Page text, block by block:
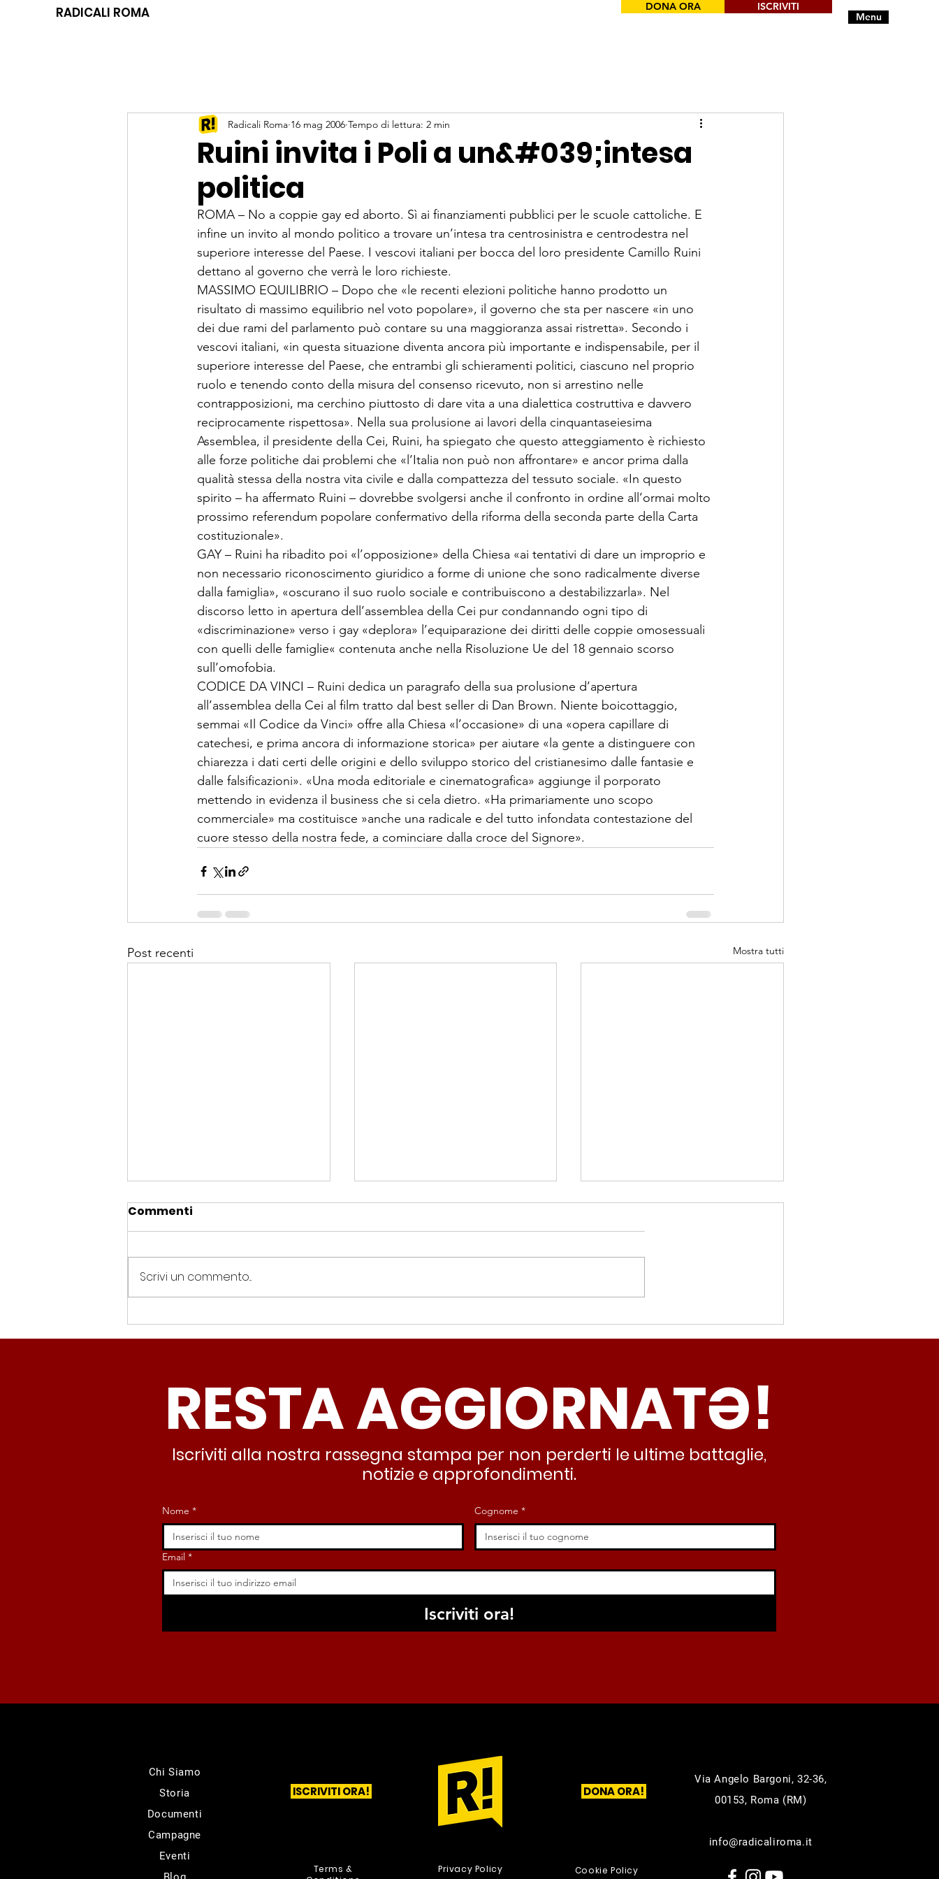
RADICALI ROMA Menu
DONA ORA ISCRIVITI
Ruini invita i Poli a un&#039;intesa
politica
Radicali Roma 16 mag 2006 Tempo di lettura: 2 min
ROMA – No a coppie gay ed aborto. Sì ai finanziamenti pubblici per le scuole cattoliche. E
infine un invito al mondo politico a trovare un’intesa tra centrosinistra e centrodestra nel
superiore interesse del Paese. I vescovi italiani per bocca del loro presidente Camillo Ruini
dettano al governo che verrà le loro richieste.
MASSIMO EQUILIBRIO – Dopo che «le recenti elezioni politiche hanno prodotto un
risultato di massimo equilibrio nel voto popolare», il governo che sta per nascere «in uno
dei due rami del parlamento può contare su una maggioranza assai ristretta». Secondo i
vescovi italiani, «in questa situazione diventa ancora più importante e indispensabile, per il
superiore interesse del Paese, che entrambi gli schieramenti politici, ciascuno nel proprio
ruolo e tenendo conto della misura del consenso ricevuto, non si arrestino nelle
contrapposizioni, ma cerchino piuttosto di dare vita a una dialettica costruttiva e davvero
reciprocamente rispettosa». Nella sua prolusione ai lavori della cinquantaseiesima
Assemblea, il presidente della Cei, Ruini, ha spiegato che questo atteggiamento è richiesto
alle forze politiche dai problemi che «l’Italia non può non affrontare» e ancor prima dalla
qualità stessa della nostra vita civile e dalla compattezza del tessuto sociale. «In questo
spirito – ha affermato Ruini – dovrebbe svolgersi anche il confronto in ordine all’ormai molto
prossimo referendum popolare confermativo della riforma della seconda parte della Carta
costituzionale».
GAY – Ruini ha ribadito poi «l’opposizione» della Chiesa «ai tentativi di dare un improprio e
non necessario riconoscimento giuridico a forme di unione che sono radicalmente diverse
dalla famiglia», «oscurano il suo ruolo sociale e contribuiscono a destabilizzarla». Nel
discorso letto in apertura dell’assemblea della Cei pur condannando ogni tipo di
«discriminazione» verso i gay «deplora» l’equiparazione dei diritti delle coppie omosessuali
con quelli delle famiglie« contenuta anche nella Risoluzione Ue del 18 gennaio scorso
sull’omofobia.
CODICE DA VINCI – Ruini dedica un paragrafo della sua prolusione d’apertura
all’assemblea della Cei al film tratto dal best seller di Dan Brown. Niente boicottaggio,
semmai «Il Codice da Vinci» offre alla Chiesa «l’occasione» di una «opera capillare di
catechesi, e prima ancora di informazione storica» per aiutare «la gente a distinguere con
chiarezza i dati certi delle origini e dello sviluppo storico del cristianesimo dalle fantasie e
dalle falsificazioni». «Una moda editoriale e cinematografica» aggiunge il porporato
mettendo in evidenza il business che si cela dietro. «Ha primariamente uno scopo
commerciale» ma costituisce »anche una radicale e del tutto infondata contestazione del
cuore stesso della nostra fede, a cominciare dalla croce del Signore».
Post recenti Mostra tutti
Spin Time, Colucci: “Non
solo occupazione: 400
nessuno interviene”
Periferie, Colucci
(Radicali Roma): “La
deve garantire servizi e
dignità”
Termovalorizzatore,
Colucci (Radicali Roma):
lasciando al caos e
all’abusivismo”
Commenti
Scrivi un commento...
RESTA AGGIORNATƏ!
Iscriviti alla nostra rassegna stampa per non perderti le ultime battaglie,
notizie e approfondimenti.
Nome * Cognome *
Email *
Iscriviti ora!
Chi Siamo
Storia
Documenti
Campagne
Eventi
ISCRIVITI ORA! DONA ORA!
Terms &
Privacy Policy Cookie Policy
Via Angelo Bargoni, 32-36,
00153, Roma (RM)
info@radicaliroma.it